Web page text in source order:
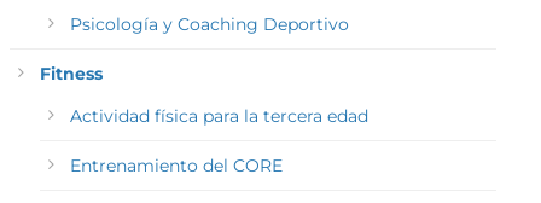
Psicología y Coaching Deportivo
Fitness
Actividad física para la tercera edad
Entrenamiento del CORE